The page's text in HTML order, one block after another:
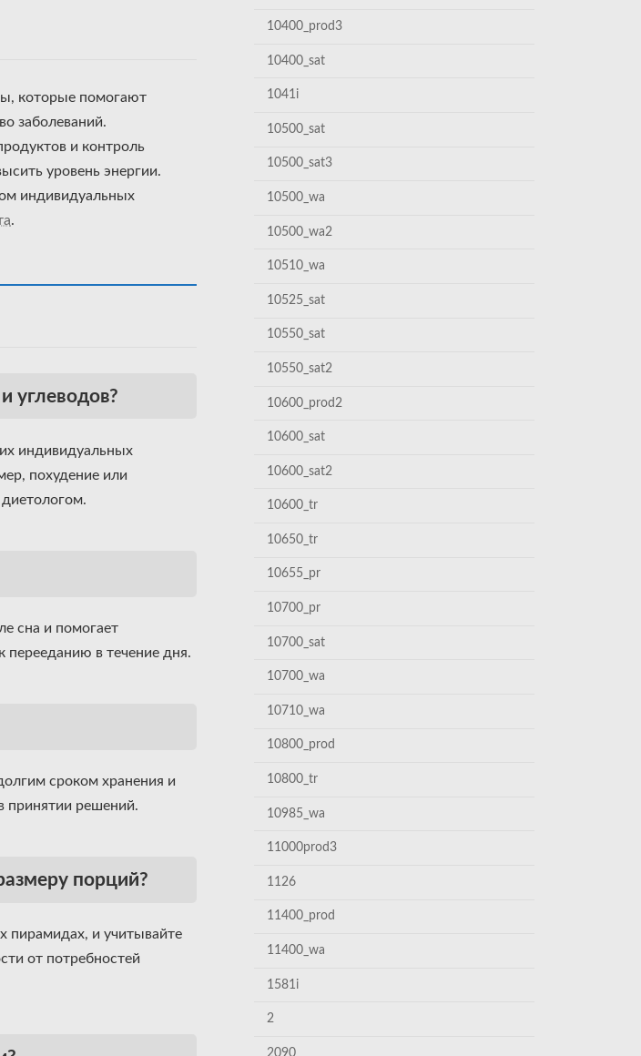
которые помогают
заболеваний.
и контроль
уровень энергии.
индивидуальных
.
углеводов?
индивидуальных
похудение или
сна и помогает
перееданию в течение дня.
сроком хранения и
принятии решений.
порций?
пирамидах, и учитывайте
от потребностей
10400_prod3
10400_sat
1041i
10500_sat
10500_sat3
10500_wa
10500_wa2
10510_wa
10525_sat
10550_sat
10550_sat2
10600_prod2
10600_sat
10600_sat2
10600_tr
10650_tr
10655_pr
10700_pr
10700_sat
10700_wa
10710_wa
10800_prod
10800_tr
10985_wa
11000prod3
1126
11400_prod
11400_wa
1581i
2
2090